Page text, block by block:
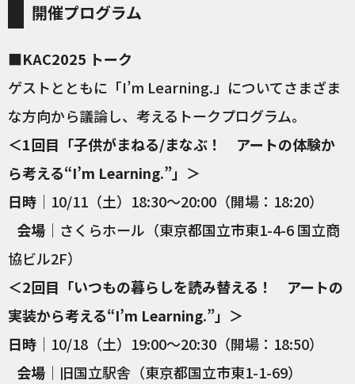
開催プログラム
■KAC2025 トーク
ゲストとともに「I’m Learning.」についてさまざま
な方向から議論し、考えるトークプログラム。
＜1回目「子供がまねる/まなぶ！ アートの体験か
ら考える“I’m Learning.”」＞
日時 ｜10/11（土）18:30～20:00（開場：18:20）
会場 ｜さくらホール（東京都国立市東1-4-6 国立商
協ビル2F）
＜2回目「いつもの暮らしを読み替える！ アートの
実装から考える“I’m Learning.”」＞
日時 ｜10/18（土）19:00～20:30（開場：18:50）
会場 ｜旧国立駅舎（東京都国立市東1-1-69）